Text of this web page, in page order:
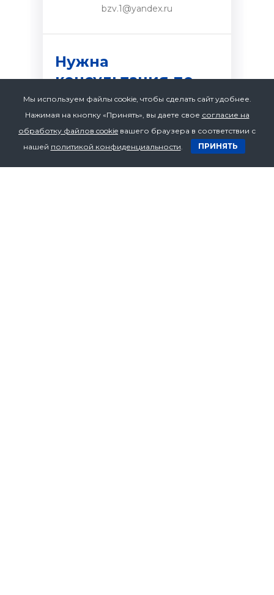
bzv.1@yandex.ru
Нужна
консультация по
товару?
Оставьте ваши контакты и мы
перезвоним вам в течении 10 минут
Мы используем файлы cookie, чтобы сделать сайт удобнее.
Нажимая на кнопку «Принять», вы даете свое согласие на
обработку файлов cookie вашего браузера в соответствии с
нашей политикой конфиденциальности. ПРИНЯТЬ